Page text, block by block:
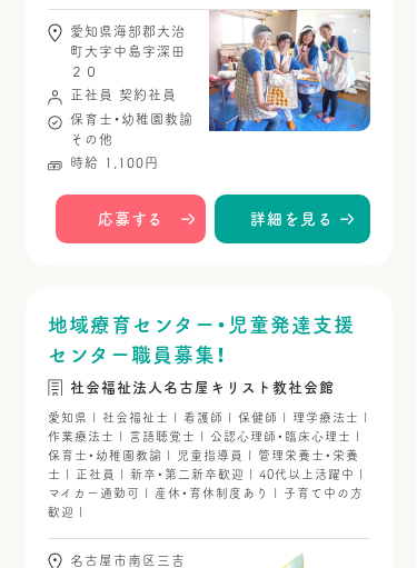
愛知県海部郡大治
町大字中島字深田
２０
正社員
契約社員
保育士・幼稚園教諭
その他
時給 1,100円
応募する 詳細を見る
地域療育センター・児童発達支援
センター職員募集！
社会福祉法人名古屋キリスト教社会館
愛知県 | 社会福祉士 | 看護師 | 保健師 | 理学療法士 |
作業療法士 | 言語聴覚士 | 公認心理師・臨床心理士 |
保育士・幼稚園教諭 | 児童指導員 | 管理栄養士・栄養
士 | 正社員 | 新卒・第二新卒歓迎 | 40代以上活躍中 |
マイカー通勤可 | 産休・育休制度あり | 子育て中の方
歓迎 |
名古屋市南区三吉